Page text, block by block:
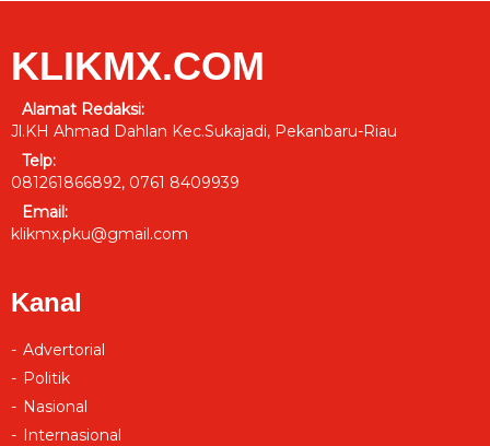
KLIKMX.COM
Alamat Redaksi:
Jl.KH Ahmad Dahlan Kec.Sukajadi, Pekanbaru-Riau
Telp:
081261866892, 0761 8409939
Email:
klikmx.pku@gmail.com
Kanal
Advertorial
Politik
Nasional
Internasional